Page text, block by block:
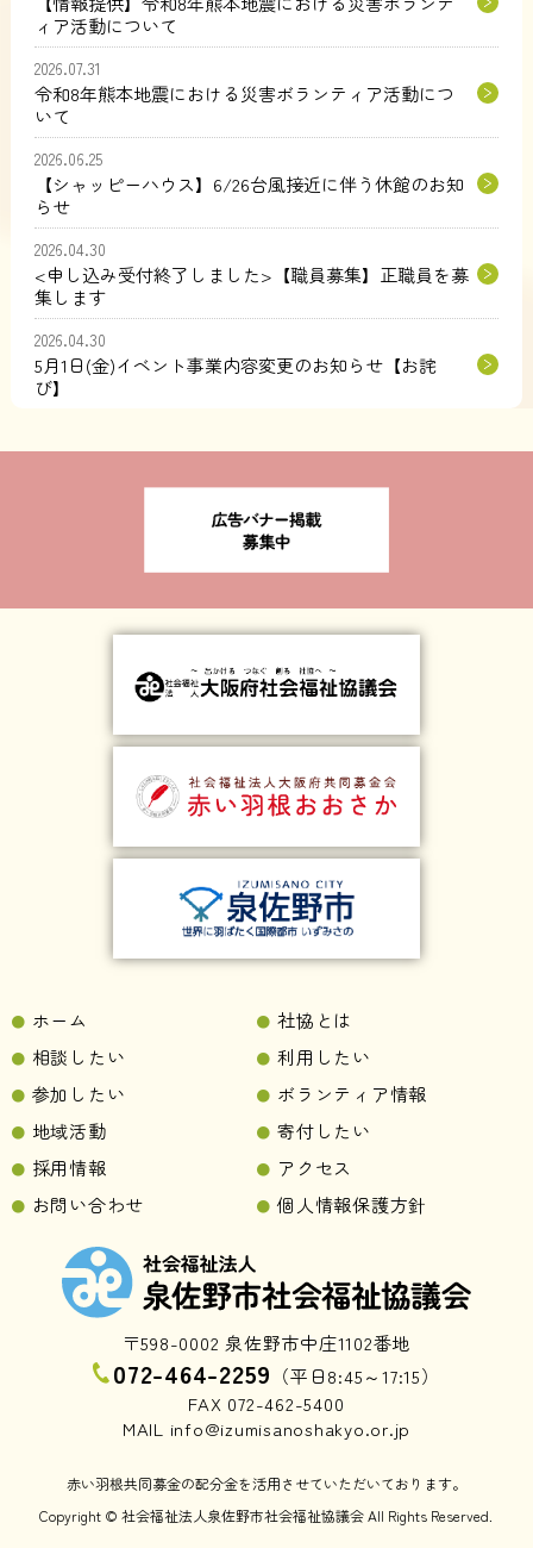
ィア活動について
2026.07.31
令和8年熊本地震における災害ボランティア活動につ
いて
2026.06.25
【シャッピーハウス】6/26台風接近に伴う休館のお知
らせ
2026.04.30
<申し込み受付終了しました>【職員募集】正職員を募
集します
2026.04.30
5月1日(金)イベント事業内容変更のお知らせ【お詫
び】
〒598-0002 泉佐野市中庄1102番地
072-464-2259 （平日8:45～17:15）
FAX 072-462-5400
MAIL info@izumisanoshakyo.or.jp
ホーム
社協とは
相談したい
利用したい
参加したい
ボランティア情報
地域活動
寄付したい
採用情報
アクセス
お問い合わせ
個人情報保護方針
赤い羽根共同募金の配分金を活用させていただいております。
Copyright © 社会福祉法人泉佐野市社会福祉協議会 All Rights Reserved.